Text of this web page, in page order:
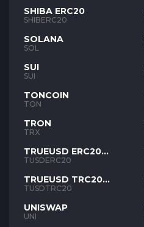
SHIBA ERC20
SHIBERC20
SOLANA
SOL
SUI
SUI
TONCOIN
TON
TRON
TRX
TRUEUSD ERC20
TUSD
TUSDERC20
TRUEUSD TRC20
TUSD
TUSDTRC20
UNISWAP
UNI